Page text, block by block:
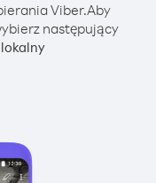
Viber.Aby
następujący